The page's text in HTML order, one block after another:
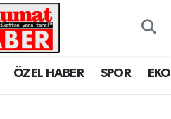
ÖZEL HABER SPOR